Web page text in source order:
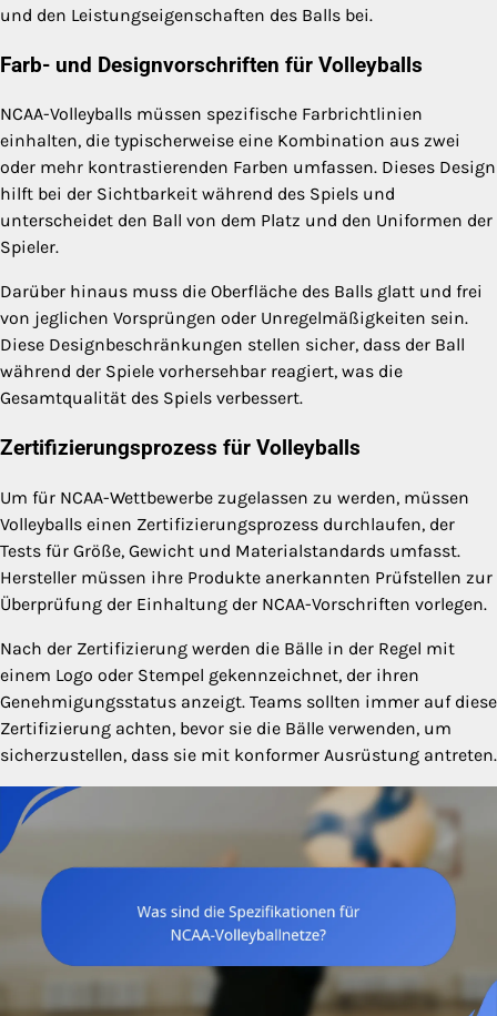
und den Leistungseigenschaften des Balls bei.
Farb- und Designvorschriften für Volleyballs
NCAA-Volleyballs müssen spezifische Farbrichtlinien
einhalten, die typischerweise eine Kombination aus zwei
oder mehr kontrastierenden Farben umfassen. Dieses Design
hilft bei der Sichtbarkeit während des Spiels und
unterscheidet den Ball von dem Platz und den Uniformen der
Spieler.
Darüber hinaus muss die Oberfläche des Balls glatt und frei
von jeglichen Vorsprüngen oder Unregelmäßigkeiten sein.
Diese Designbeschränkungen stellen sicher, dass der Ball
während der Spiele vorhersehbar reagiert, was die
Gesamtqualität des Spiels verbessert.
Zertifizierungsprozess für Volleyballs
Um für NCAA-Wettbewerbe zugelassen zu werden, müssen
Volleyballs einen Zertifizierungsprozess durchlaufen, der
Tests für Größe, Gewicht und Materialstandards umfasst.
Hersteller müssen ihre Produkte anerkannten Prüfstellen zur
Überprüfung der Einhaltung der NCAA-Vorschriften vorlegen.
Nach der Zertifizierung werden die Bälle in der Regel mit
einem Logo oder Stempel gekennzeichnet, der ihren
Genehmigungsstatus anzeigt. Teams sollten immer auf diese
Zertifizierung achten, bevor sie die Bälle verwenden, um
sicherzustellen, dass sie mit konformer Ausrüstung antreten.